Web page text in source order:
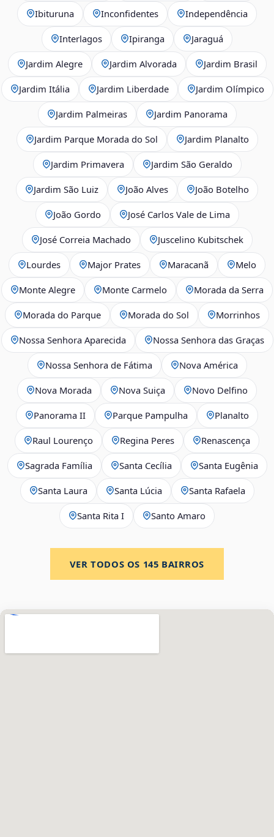
Ibituruna Inconfidentes Independência
Interlagos Ipiranga Jaraguá
Jardim Alegre Jardim Alvorada Jardim Brasil
Jardim Itália Jardim Liberdade Jardim Olímpico
Jardim Palmeiras Jardim Panorama
Jardim Parque Morada do Sol Jardim Planalto
Jardim Primavera Jardim São Geraldo
Jardim São Luiz João Alves João Botelho
João Gordo José Carlos Vale de Lima
José Correia Machado Juscelino Kubitschek
Lourdes Major Prates Maracanã Melo
Monte Alegre Monte Carmelo Morada da Serra
Morada do Parque Morada do Sol Morrinhos
Nossa Senhora Aparecida Nossa Senhora das Graças
Nossa Senhora de Fátima Nova América
Nova Morada Nova Suiça Novo Delfino
Panorama II Parque Pampulha Planalto
Raul Lourenço Regina Peres Renascença
Sagrada Família Santa Cecília Santa Eugênia
Santa Laura Santa Lúcia Santa Rafaela
Santa Rita I Santo Amaro
VER TODOS OS 145 BAIRROS